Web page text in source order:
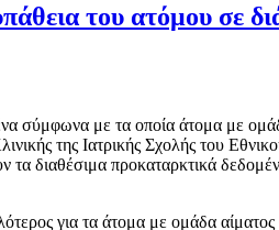
του ατόμου σε
σύμφωνα με τα οποία άτομα με
της Ιατρικής Σχολής του
προκαταρκτικά
για τα άτομα με ομάδα